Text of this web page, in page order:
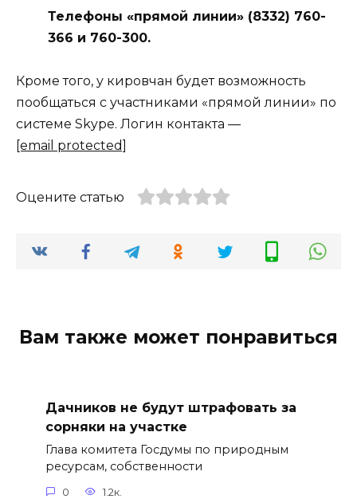
Телефоны «прямой линии» (8332) 760-
366 и 760-300.
Кроме того, у кировчан будет возможность
пообщаться с участниками «прямой линии» по
системе Skype. Логин контакта —
[email protected]
Оцените статью
Вам также может понравиться
Дачников не будут штрафовать за
сорняки на участке
Глава комитета Госдумы по природным
ресурсам, собственности
0 1.2к.